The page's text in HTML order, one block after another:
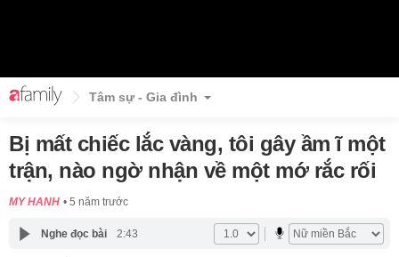
Tâm sự - Gia đình
Bị mất chiếc lắc vàng, tôi gây ầm ĩ một
trận, nào ngờ nhận về một mớ rắc rối
MY HANH 5 năm trước
Nghe đọc bài 2:43